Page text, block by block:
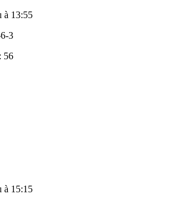
à 13:55
3
56
à 15:15